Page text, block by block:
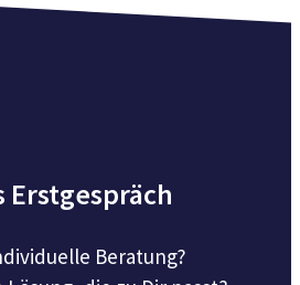
Beratung?